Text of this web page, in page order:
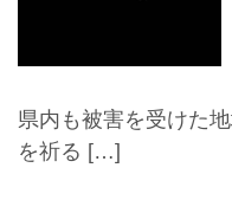
県内も被害を受けた
を祈る […]